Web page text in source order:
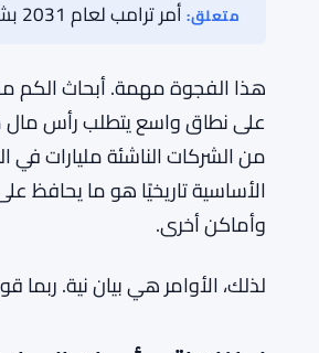
إذا كانت الشركات الخاصة
سياسات واشنطن.
MORE CONTEXT: تفويض ترامب لعام 2031 بشأن التشفير الكمي يضع الوكالات
أمر ترامب لعام 2031 بشأن التشفير الكمومي يضع الوكالات الفيدرالية على المحك